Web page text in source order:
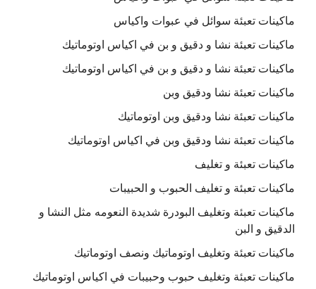
ماكينات تعبئة سوائل في عبوات واكياس
ماكينات تعبئة نشا و دقيق و بن في اكياس اوتوماتيك
ماكينات تعبئة نشا و دقيق و بن في اكياس اوتوماتيك
ماكينات تعبئة نشا ودقيق وبن
ماكينات تعبئة نشا ودقيق وبن اوتوماتيك
ماكينات تعبئة نشا ودقيق وبن في اكياس اوتوماتيك
ماكينات تعبئة و تغليف
ماكينات تعبئة و تغليف الحبوب و الحبيبات
ماكينات تعبئة وتغليف البودرة شديدة النعومه مثل النشا و
الدقيق و البن
ماكينات تعبئة وتغليف اوتوماتيك ونصف اوتوماتيك
ماكينات تعبئة وتغليف حبوب وحبيبات في اكياس اوتوماتيك